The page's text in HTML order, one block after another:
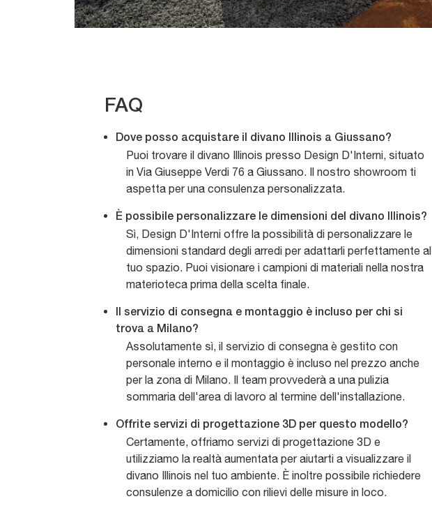
FAQ
Dove posso acquistare il divano Illinois a Giussano?
Puoi trovare il divano Illinois presso Design D'Interni, situato
in Via Giuseppe Verdi 76 a Giussano. Il nostro showroom ti
aspetta per una consulenza personalizzata.
È possibile personalizzare le dimensioni del divano Illinois?
Sì, Design D'Interni offre la possibilità di personalizzare le
dimensioni standard degli arredi per adattarli perfettamente al
tuo spazio. Puoi visionare i campioni di materiali nella nostra
materioteca prima della scelta finale.
Il servizio di consegna e montaggio è incluso per chi si
trova a Milano?
Assolutamente sì, il servizio di consegna è gestito con
personale interno e il montaggio è incluso nel prezzo anche
per la zona di Milano. Il team provvederà a una pulizia
sommaria dell'area di lavoro al termine dell'installazione.
Offrite servizi di progettazione 3D per questo modello?
Certamente, offriamo servizi di progettazione 3D e
utilizziamo la realtà aumentata per aiutarti a visualizzare il
divano Illinois nel tuo ambiente. È inoltre possibile richiedere
consulenze a domicilio con rilievi delle misure in loco.